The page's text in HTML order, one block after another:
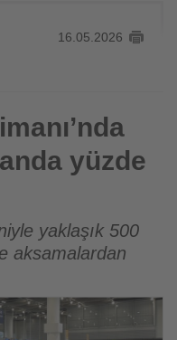
16.05.2026
yüzde 11
yüzde
yaklaşık 500
aksamalardan